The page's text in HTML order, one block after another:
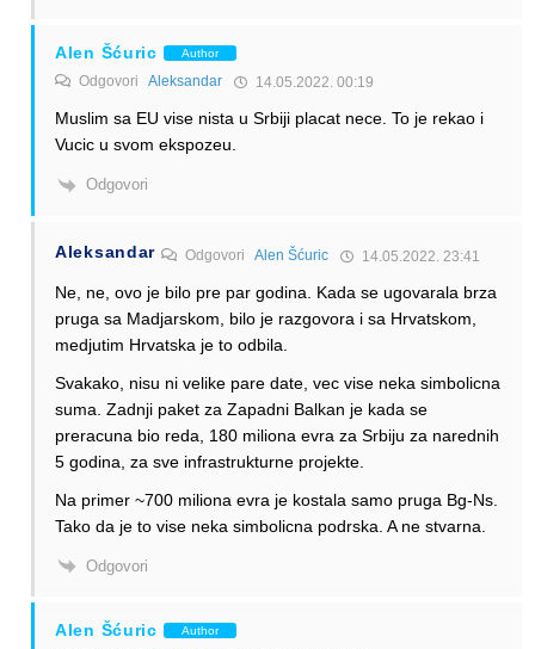
Alen Šćuric Author
Odgovori Aleksandar 14.05.2022. 00:19
Muslim sa EU vise nista u Srbiji placat nece. To je rekao i
Vucic u svom ekspozeu.
Odgovori
Aleksandar Odgovori Alen Šćuric 14.05.2022. 23:41
Ne, ne, ovo je bilo pre par godina. Kada se ugovarala brza
pruga sa Madjarskom, bilo je razgovora i sa Hrvatskom,
medjutim Hrvatska je to odbila.
Svakako, nisu ni velike pare date, vec vise neka simbolicna
suma. Zadnji paket za Zapadni Balkan je kada se
preracuna bio reda, 180 miliona evra za Srbiju za narednih
5 godina, za sve infrastrukturne projekte.
Na primer ~700 miliona evra je kostala samo pruga Bg-Ns.
Tako da je to vise neka simbolicna podrska. A ne stvarna.
Odgovori
Alen Šćuric Author